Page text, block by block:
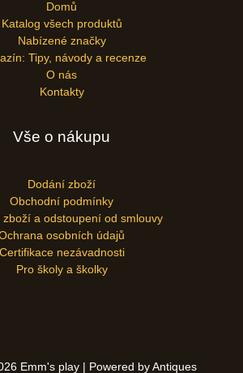
Domů
Katalog všech produktů
Nabízené značky
Tipy, návody a recenze
O nás
Kontakty
Vše o nákupu
Dodání zboží
Obchodní podmínky
zboží a odstoupení od smlouvy
osobních údajů
Certifikace nezávadnosti
Pro školy a školky
Emm's play | Powered by Antiques